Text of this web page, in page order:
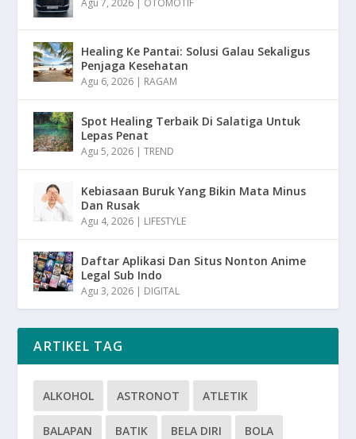
Healing Ke Pantai: Solusi Galau Sekaligus
Penjaga Kesehatan
Agu 6, 2026 | RAGAM
Spot Healing Terbaik Di Salatiga Untuk
Lepas Penat
Agu 5, 2026 |TREND
Kebiasaan Buruk Yang Bikin Mata Minus
Dan Rusak
Agu 4, 2026 | LIFESTYLE
Daftar Aplikasi Dan Situs Nonton Anime
Legal Sub Indo
Agu 3, 2026 | DIGITAL
ARTIKEL TAG
ALKOHOL ASTRONOT ATLETIK
BALAPAN BATIK BELA DIRI BOLA